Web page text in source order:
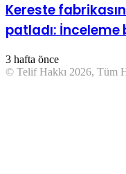
Kereste
patladı: İnceleme
3 hafta önce
© Telif Hakkı 2026, Tüm